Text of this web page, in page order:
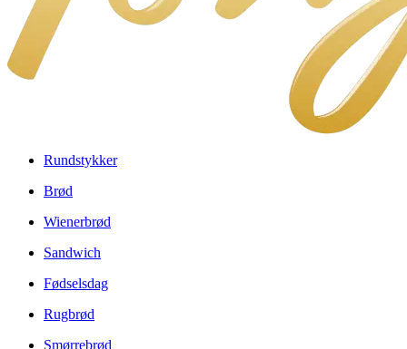
Rundstykker
Brød
Wienerbrød
Sandwich
Fødselsdag
Rugbrød
Smørrebrød